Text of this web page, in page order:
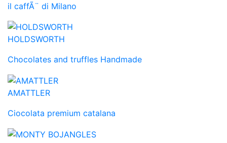
il caffÃ¨ di Milano
HOLDSWORTH
Chocolates and truffles Handmade
AMATTLER
Ciocolata premium catalana